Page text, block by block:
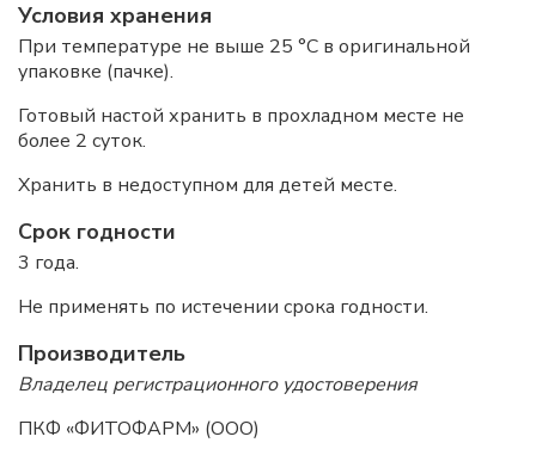
Условия хранения
При температуре не выше 25 °C в оригинальной
упаковке (пачке).
Готовый настой хранить в прохладном месте не
более 2 суток.
Хранить в недоступном для детей месте.
Срок годности
3 года.
Не применять по истечении срока годности.
Производитель
Владелец регистрационного удостоверения
ПКФ «ФИТОФАРМ» (ООО)